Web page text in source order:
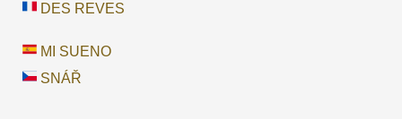
DES REVES
MI SUENO
SNÁŘ